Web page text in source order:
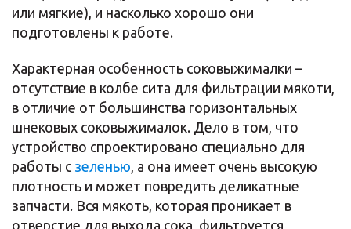
или мягкие), и насколько хорошо они
подготовлены к работе.
Характерная особенность соковыжималки –
отсутствие в колбе сита для фильтрации мякоти,
в отличие от большинства горизонтальных
шнековых соковыжималок. Дело в том, что
устройство спроектировано специально для
работы с зеленью, а она имеет очень высокую
плотность и может повредить деликатные
запчасти. Вся мякоть, которая проникает в
отверстие для выхода сока, фильтруется